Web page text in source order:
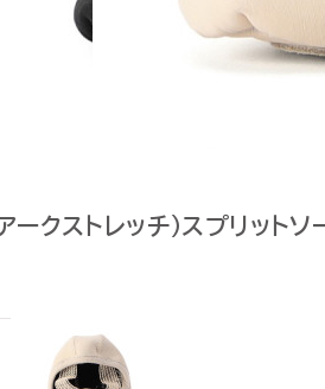
クストレッチ）スプリットソ